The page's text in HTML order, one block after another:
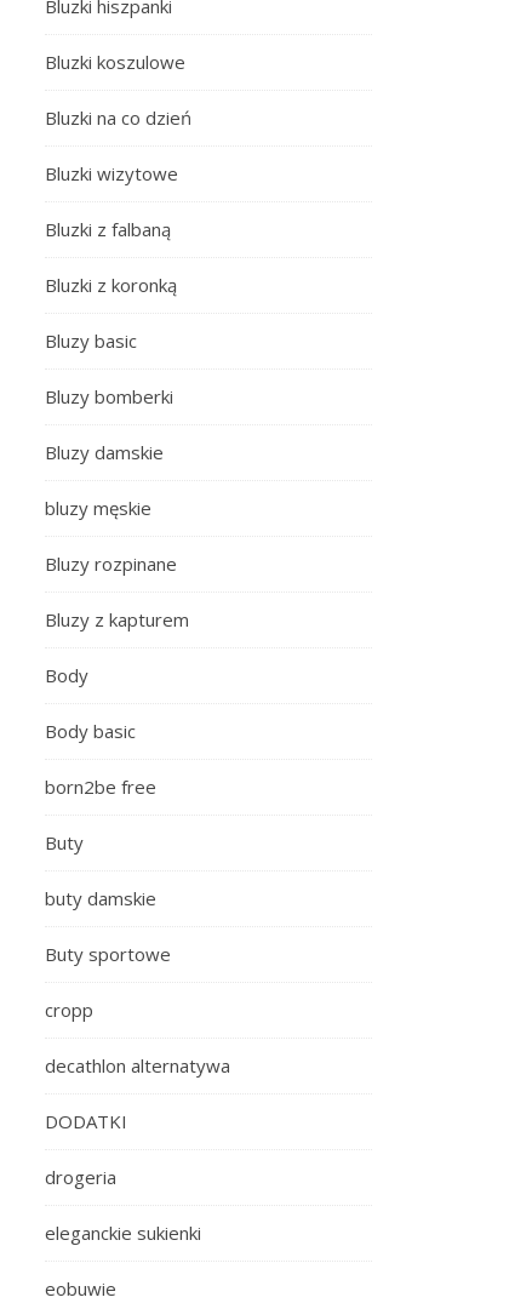
Bluzki hiszpanki
Bluzki koszulowe
Bluzki na co dzień
Bluzki wizytowe
Bluzki z falbaną
Bluzki z koronką
Bluzy basic
Bluzy bomberki
Bluzy damskie
bluzy męskie
Bluzy rozpinane
Bluzy z kapturem
Body
Body basic
born2be free
Buty
buty damskie
Buty sportowe
cropp
decathlon alternatywa
DODATKI
drogeria
eleganckie sukienki
eobuwie